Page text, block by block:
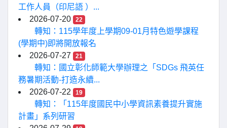
工作人員（印尼語 ）...
2026-07-20
22
轉知：115學年度上學期09-01月特色遊學課程
(學期中)即將開放報名
2026-07-27
21
轉知：國立彰化師範大學辦理之「SDGs 飛英任
務暑期活動-打造永續...
2026-07-22
19
轉知：「115年度國民中小學資訊素養提升實施
計畫」系列研習